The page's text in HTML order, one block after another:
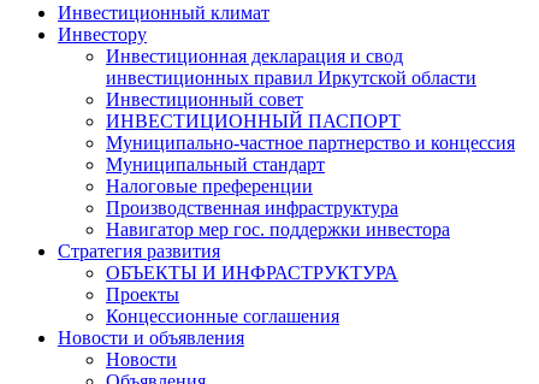
Инвестиционный климат
Инвестору
Инвестиционная декларация и свод
инвестиционных правил Иркутской области
Инвестиционный совет
ИНВЕСТИЦИОННЫЙ ПАСПОРТ
Муниципально-частное партнерство и концессия
Муниципальный стандарт
Налоговые преференции
Производственная инфраструктура
Навигатор мер гос. поддержки инвестора
Стратегия развития
ОБЪЕКТЫ И ИНФРАСТРУКТУРА
Проекты
Концессионные соглашения
Новости и объявления
Новости